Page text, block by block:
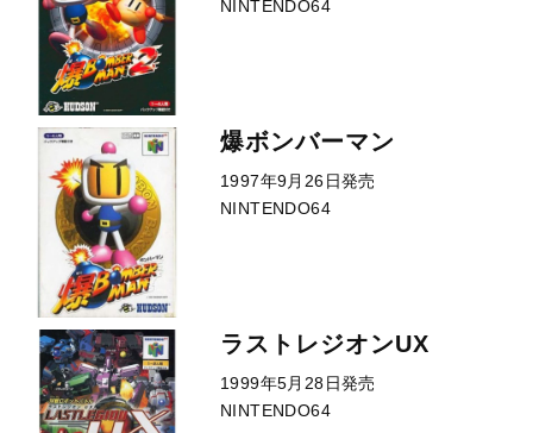
NINTENDO64
爆ボンバーマン
1997年9月26日発売
NINTENDO64
ラストレジオンUX
1999年5月28日発売
NINTENDO64